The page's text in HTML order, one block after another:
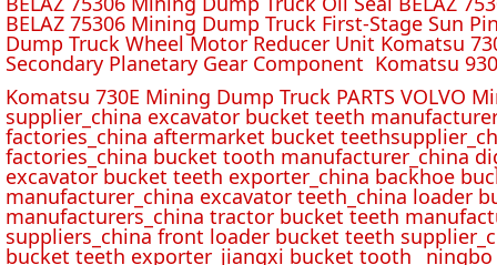
BELAZ 75306 Mining Dump Truck First-Stage Sun
Dump Truck Wheel Motor Reducer Unit Komatsu
Secondary Planetary Gear Component Komatsu
Komatsu 730E Mining Dump Truck PARTS VOLVO
supplier_china excavator bucket teeth
factories_china aftermarket bucket
factories_china bucket tooth manufacturer_china
excavator bucket teeth exporter_china backhoe
manufacturer_china excavator teeth_china loader
manufacturers_china tractor bucket teeth
suppliers_china front loader bucket teeth
bucket teeth exporter_jiangxi bucket tooth_